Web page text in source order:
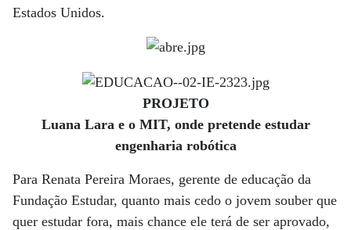
Estados Unidos.
PROJETO
Luana Lara e o MIT, onde pretende estudar
engenharia robótica
Para Renata Pereira Moraes, gerente de educação da
Fundação Estudar, quanto mais cedo o jovem souber que
quer estudar fora, mais chance ele terá de ser aprovado,